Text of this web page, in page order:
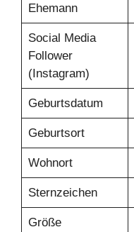
Ehemann
Social Media
Follower
(Instagram)
Geburtsdatum
Geburtsort
Wohnort
Sternzeichen
Größe